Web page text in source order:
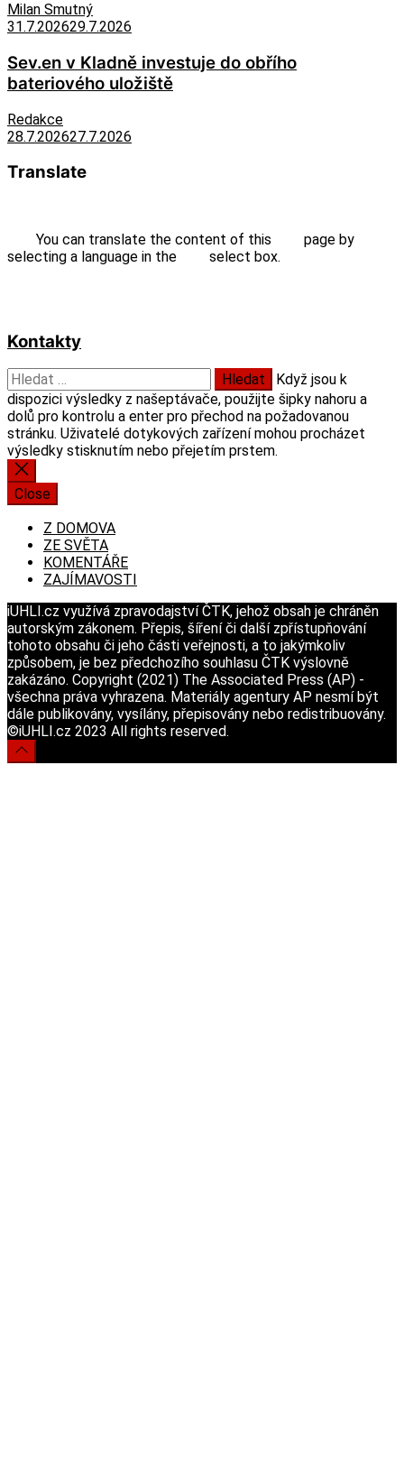
Milan Smutný
31.7.202629.7.2026
Sev.en v Kladně investuje do obřího
bateriového uložiště
Redakce
28.7.202627.7.2026
Translate
You can translate the content of this page by
selecting a language in the select box.
Kontakty
Vyhledávání
Když jsou k
dispozici výsledky z našeptávače, použijte šipky nahoru a
dolů pro kontrolu a enter pro přechod na požadovanou
stránku. Uživatelé dotykových zařízení mohou procházet
výsledky stisknutím nebo přejetím prstem.
Close
Z DOMOVA
ZE SVĚTA
KOMENTÁŘE
ZAJÍMAVOSTI
iUHLI.cz využívá zpravodajství ČTK, jehož obsah je chráněn
autorským zákonem. Přepis, šíření či další zpřístupňování
tohoto obsahu či jeho části veřejnosti, a to jakýmkoliv
způsobem, je bez předchozího souhlasu ČTK výslovně
zakázáno. Copyright (2021) The Associated Press (AP) -
všechna práva vyhrazena. Materiály agentury AP nesmí být
dále publikovány, vysílány, přepisovány nebo redistribuovány.
©iUHLI.cz 2023 All rights reserved.